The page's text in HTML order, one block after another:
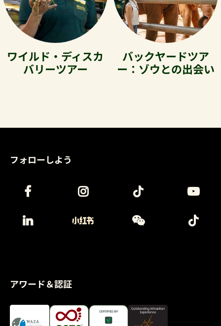
ワイルド・ディスカ
バリーツアー
バックヤードツア
ー：ゾウとの出会い
フォローしよう
アワード＆認証